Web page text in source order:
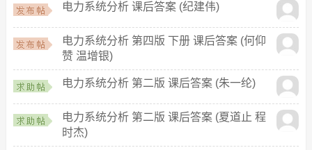
电力系统分析 课后答案 (纪建伟)
电力系统分析 第四版 下册 课后答案 (何仰
赞 温增银)
电力系统分析 第二版 课后答案 (朱一纶)
电力系统分析 第二版 课后答案 (夏道止 程
时杰)